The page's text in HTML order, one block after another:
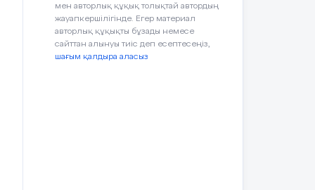
мен авторлық құқық толықтай автордың
жауапкершілігінде. Егер материал
авторлық құқықты бұзады немесе
сайттан алынуы тиіс деп есептесеңіз,
шағым қалдыра аласыз